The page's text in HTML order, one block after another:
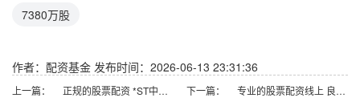
7380万股
作者：配资基金 发布时间：2026-06-13 23:31:36
上一篇： 正规的股票配资 *ST中地：截止7月10日公司股东人数36604 下一篇： 专业的股票配资线上 良信股份完成5000万元股份回购，将用于员工激励计划